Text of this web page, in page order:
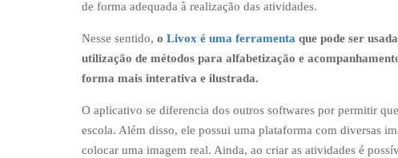
de forma adequada à realização das atividades.
Nesse sentido, o Livox é uma ferramenta que pode ser
utilização de métodos para alfabetização e
forma mais interativa e ilustrada.
O aplicativo se diferencia dos outros softwares por permitir
escola. Além disso, ele possui uma plataforma com diversas
colocar uma imagem real. Ainda, ao criar as atividades é